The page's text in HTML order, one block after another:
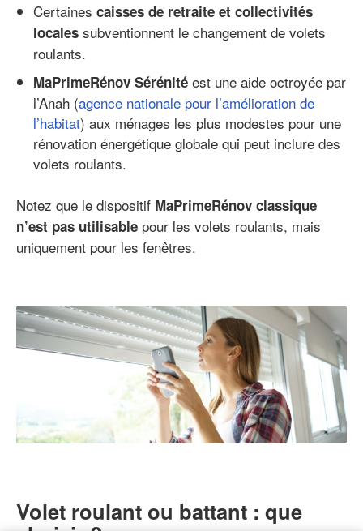
Certaines caisses de retraite et collectivités
locales subventionnent le changement de volets
roulants.
MaPrimeRénov Sérénité est une aide octroyée par
l’Anah (agence nationale pour l’amélioration de
l’habitat) aux ménages les plus modestes pour une
rénovation énergétique globale qui peut inclure des
volets roulants.
Notez que le dispositif MaPrimeRénov classique
n’est pas utilisable pour les volets roulants, mais
uniquement pour les fenêtres.
Volet roulant ou battant : que